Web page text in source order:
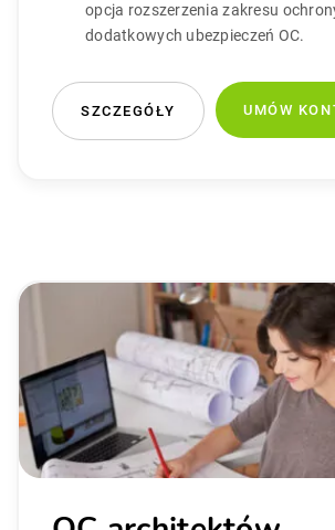
opcja rozszerzenia zakresu
dodatkowych ubezpieczeń OC.
SZCZEGÓŁY UMÓW